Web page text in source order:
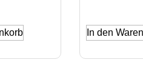
In den